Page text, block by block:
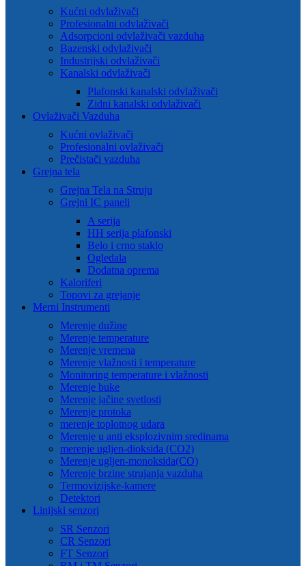
Kućni odvlaživači
Profesionalni odvlaživači
Adsorpcioni odvlaživači vazduha
Bazenski odvlaživači
Industrijski odvlaživači
Kanalski odvlaživači
Plafonski kanalski odvlaživači
Zidni kanalski odvlaživači
Ovlaživači Vazduha
Kućni ovlaživači
Profesionalni ovlaživači
Prečistači vazduha
Grejna tela
Grejna Tela na Struju
Grejni IC paneli
A serija
HH serija plafonski
Belo i crno staklo
Ogledala
Dodatna oprema
Kaloriferi
Topovi za grejanje
Merni Instrumenti
Merenje dužine
Merenje temperature
Merenje vremena
Merenje vlažnosti i temperature
Monitoring temperature i vlažnosti
Merenje buke
Merenje jačine svetlosti
Merenje protoka
merenje toplotnog udara
Merenje u anti eksplozivnim sredinama
merenje ugljen-dioksida (CO2)
Merenje ugljen-monoksida(CO)
Merenje brzine strujanja vazduha
Termovizijske-kamere
Detektori
Linijski senzori
SR Senzori
CR Senzori
FT Senzori